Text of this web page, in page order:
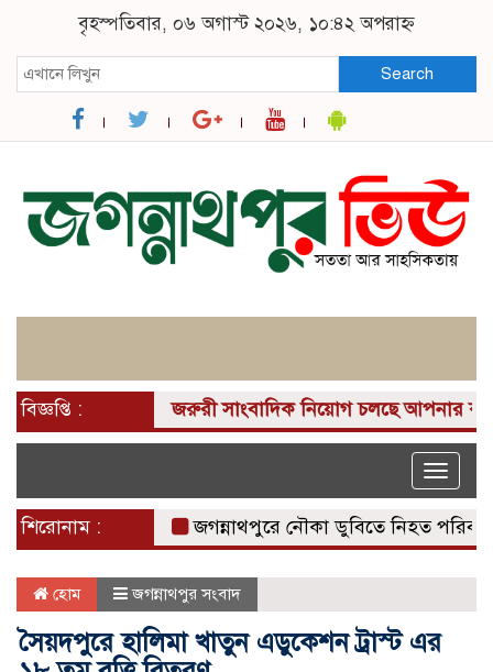
বৃহস্পতিবার, ০৬ অগাস্ট ২০২৬, ১০:৪২ অপরাহ্ন
Search
বিজ্ঞপ্তি : জরুরী সাংবাদিক নিয়োগ চলছে আপনার কাছে
Toggle
শিরোনাম : জগন্নাথপুরে নৌকা ডুবিতে নিহত পরিবারের
হোম জগন্নাথপুর সংবাদ
সৈয়দপুরে হালিমা খাতুন এডুকেশন ট্রাস্ট এর